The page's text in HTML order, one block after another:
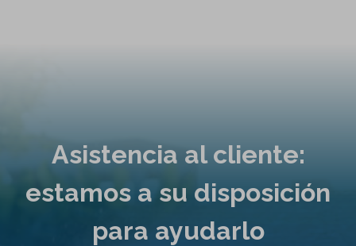
Asistencia al cliente:
estamos a su disposición
para ayudarlo